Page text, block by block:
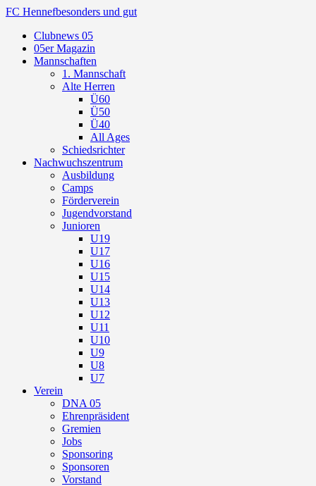
FC Hennefbesonders und gut
Clubnews 05
05er Magazin
Mannschaften
1. Mannschaft
Alte Herren
Ü60
Ü50
Ü40
All Ages
Schiedsrichter
Nachwuchszentrum
Ausbildung
Camps
Förderverein
Jugendvorstand
Junioren
U19
U17
U16
U15
U14
U13
U12
U11
U10
U9
U8
U7
Verein
DNA 05
Ehrenpräsident
Gremien
Jobs
Sponsoring
Sponsoren
Vorstand